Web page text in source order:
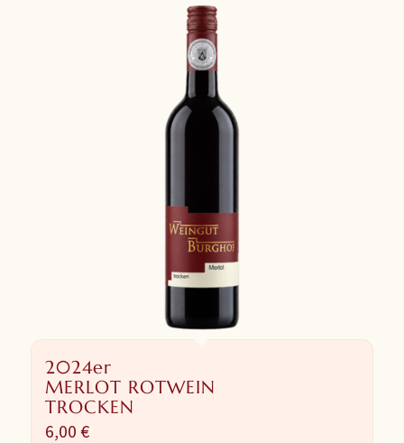
2024er
MERLOT ROTWEIN
TROCKEN
6,00 €